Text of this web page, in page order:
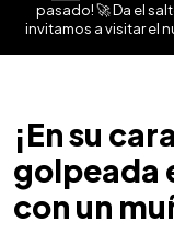
pasado! 🚀 Da el
invitamos a visitar el
¡En su
golpeada
con un